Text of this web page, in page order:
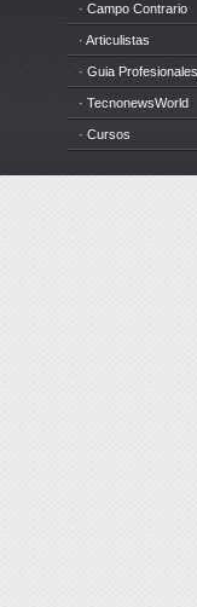
· Campo Contrario
· Articulistas
· Guia Profesionales
· TecnonewsWorld
· Cursos